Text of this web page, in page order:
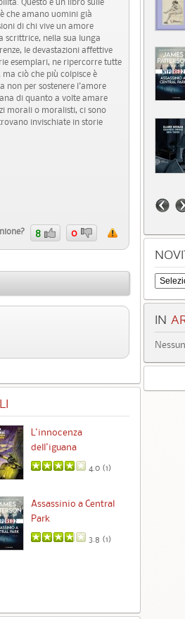
che amano uomini già
di chi vive un amore
scrittrice, nella sua lunga
le devastazioni affettive
esemplari, ne ripercorre tutte
ciò che più colpisce è
non per sostenere l'amore
di quanto a volte amare
morali o moralisti, ci sono
invischiate in storie
8 0
L'innocenza
dell'iguana
4.0 (1)
Assassinio a Central
Park
3.8 (1)
IN